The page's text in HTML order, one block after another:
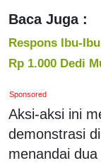
Baca Juga :
Respons Ibu-
Rp 1.000 Dedi
Sponsored
Aksi-aksi ini
demonstrasi
menandai